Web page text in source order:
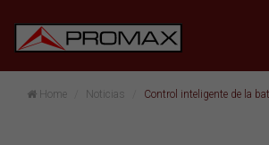
Home Noticias Control inteligente de la